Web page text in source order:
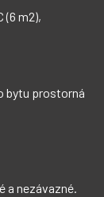
(6 m2),
bytu prostorná
a nezávazné.